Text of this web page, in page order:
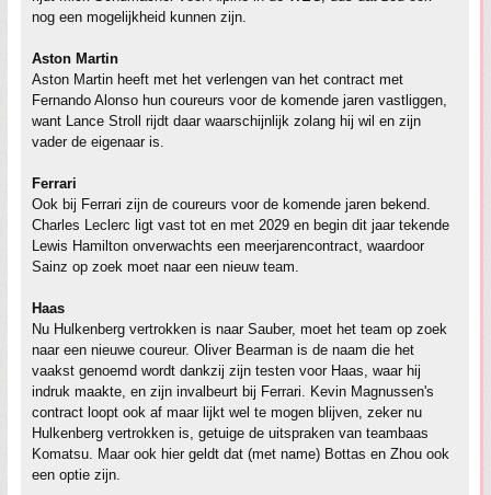
nog een mogelijkheid kunnen zijn.
Aston Martin
Aston Martin heeft met het verlengen van het contract met
Fernando Alonso hun coureurs voor de komende jaren vastliggen,
want Lance Stroll rijdt daar waarschijnlijk zolang hij wil en zijn
vader de eigenaar is.
Ferrari
Ook bij Ferrari zijn de coureurs voor de komende jaren bekend.
Charles Leclerc ligt vast tot en met 2029 en begin dit jaar tekende
Lewis Hamilton onverwachts een meerjarencontract, waardoor
Sainz op zoek moet naar een nieuw team.
Haas
Nu Hulkenberg vertrokken is naar Sauber, moet het team op zoek
naar een nieuwe coureur. Oliver Bearman is de naam die het
vaakst genoemd wordt dankzij zijn testen voor Haas, waar hij
indruk maakte, en zijn invalbeurt bij Ferrari. Kevin Magnussen's
contract loopt ook af maar lijkt wel te mogen blijven, zeker nu
Hulkenberg vertrokken is, getuige de uitspraken van teambaas
Komatsu. Maar ook hier geldt dat (met name) Bottas en Zhou ook
een optie zijn.